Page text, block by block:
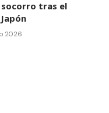
socorro tras el
2026